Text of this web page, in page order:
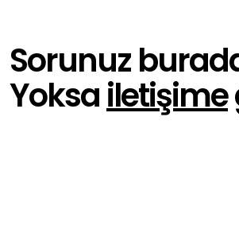
Sorunuz
Yoksailetişime